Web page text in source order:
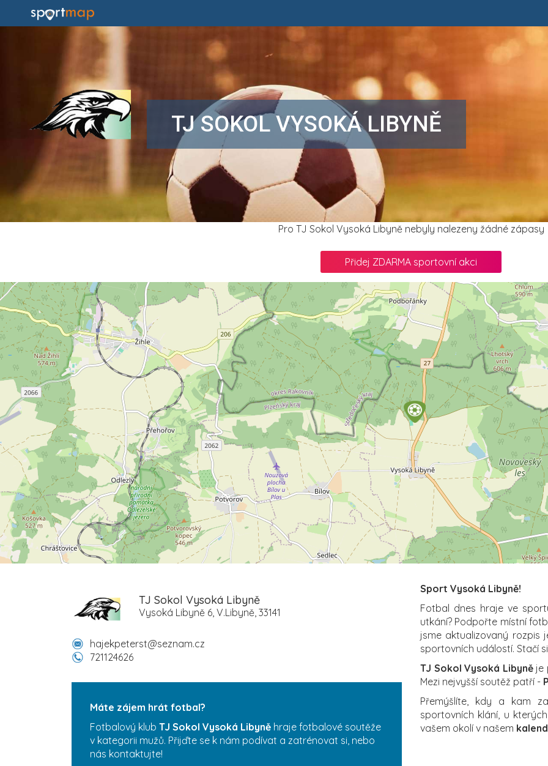
TJ SOKOL VYSOKÁ LIBYNĚ
Pro TJ Sokol Vysoká Libyně nebyly nalezeny žádné zápasy
Přidej ZDARMA sportovní akci
TJ Sokol Vysoká Libyně
Vysoká Libyně 6, V.Libyně, 33141
hajekpeterst@seznam.cz
721124626
Máte zájem hrát fotbal?
Fotbalový klub TJ Sokol Vysoká Libyně hraje fotbalové soutěže
v kategorii mužů. Přijďte se k nám podívat a zatrénovat si, nebo
nás kontaktujte!
Sport Vysoká Libyně!
Fotbal dnes hraje ve
utkání? Podpořte místní
jsme aktualizovaný rozpis
sportovních událostí. Stačí
TJ Sokol Vysoká Libyněje
Mezi nejvyšší soutěž patří -
Přemýšlíte, kdy a kam
sportovních klání, u
vašem okolí v našem